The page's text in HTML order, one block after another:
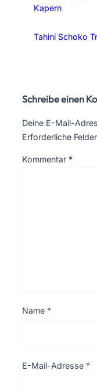
Kapern
Tahini Schoko
Schreibe einen
Deine E-Mail-
Erforderliche
Kommentar *
Name *
E-Mail-Adresse *